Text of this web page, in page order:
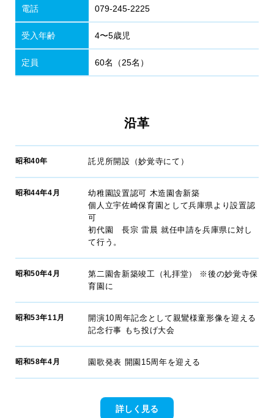
電話 079-245-2225
受入年齢 4〜5歳児
定員 60名（25名）
沿革
昭和40年 託児所開設（妙覚寺にて）
昭和44年4月
幼稚園設置認可 木造園舎新築
個人立宇佐崎保育園として兵庫県より設置認
可
初代園 長宗 雷晨 就任申請を兵庫県に対し
て行う。
昭和50年4月
第二園舎新築竣工（礼拝堂） ※後の妙覚寺保
育園に
昭和53年11月
開演10周年記念として親鸞様童形像を迎える
記念行事 もち投げ大会
昭和58年4月 園歌発表 開園15周年を迎える
詳しく見る